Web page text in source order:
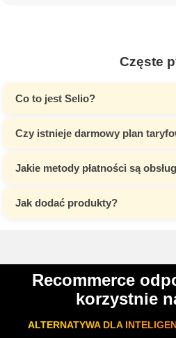
Częste
Co to jest Selio?
Czy istnieje darmowy plan
Jakie metody płatności są
Jak dodać produkty?
Recommerce
korzystnie
ALTERNATYWA DLA